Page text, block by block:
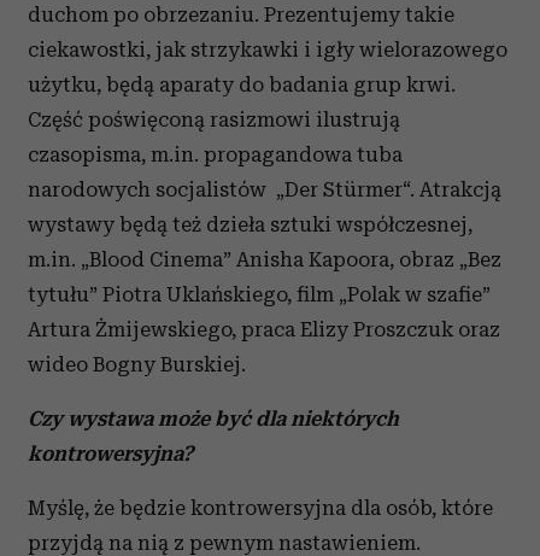
duchom po obrzezaniu. Prezentujemy takie
ciekawostki, jak strzykawki i igły wielorazowego
użytku, będą aparaty do badania grup krwi.
Część poświęconą rasizmowi ilustrują
czasopisma, m.in. propagandowa tuba
narodowych socjalistów „Der Stürmer“. Atrakcją
wystawy będą też dzieła sztuki współczesnej,
m.in. „Blood Cinema” Anisha Kapoora, obraz „Bez
tytułu” Piotra Uklańskiego, film „Polak w szafie”
Artura Żmijewskiego, praca Elizy Proszczuk oraz
wideo Bogny Burskiej.
Czy wystawa może być dla niektórych
kontrowersyjna?
Myślę, że będzie kontrowersyjna dla osób, które
przyjdą na nią z pewnym nastawieniem.